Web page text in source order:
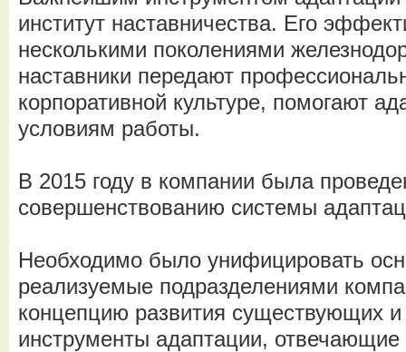
институт наставничества. Его
несколькими поколениями
наставники передают
корпоративной культуре, помогают
условиям работы.
В 2015 году в компании была
совершенствованию системы
Необходимо было унифицировать
реализуемые подразделениями
концепцию развития существующих
инструменты адаптации, отвечающие